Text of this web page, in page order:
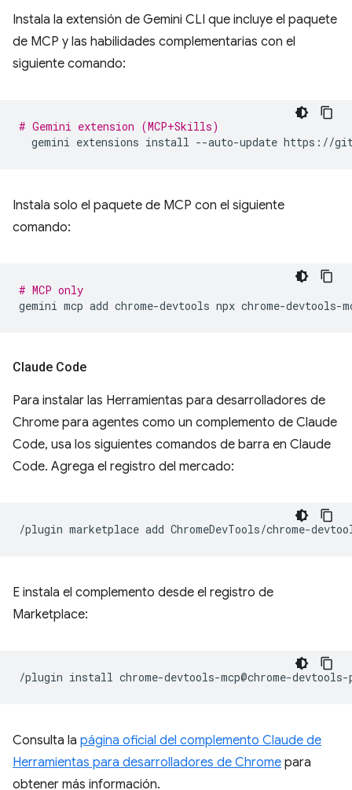
Instala la extensión de Gemini CLI que incluye el paquete
de MCP y las habilidades complementarias con el
siguiente comando:
# Gemini extension (MCP+Skills)
gemini extensions install --auto-update
Instala solo el paquete de MCP con el siguiente
comando:
# MCP only
gemini mcp add chrome-devtools npx
Claude Code
Para instalar las Herramientas para desarrolladores de
Chrome para agentes como un complemento de Claude
Code, usa los siguientes comandos de barra en Claude
Code. Agrega el registro del mercado:
/plugin marketplace add
E instala el complemento desde el registro de
Marketplace:
/plugin install
Consulta la página oficial del complemento Claude de
Herramientas para desarrolladores de Chrome para
obtener más información.